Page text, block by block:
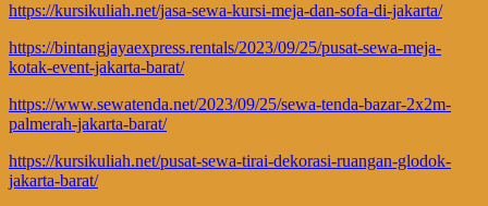
https://kursikuliah.net/jasa-sewa-kursi-meja-dan-sofa-di-jakarta/
https://bintangjayaexpress.rentals/2023/09/25/pusat-sewa-meja-
kotak-event-jakarta-barat/
https://www.sewatenda.net/2023/09/25/sewa-tenda-bazar-2x2m-
palmerah-jakarta-barat/
https://kursikuliah.net/pusat-sewa-tirai-dekorasi-ruangan-glodok-
jakarta-barat/